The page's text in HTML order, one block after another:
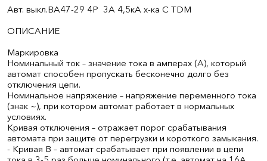
Авт. выкл.ВА47-29 4Р 3А 4,5кА х-ка С TDM
ОПИСАНИЕ
Маркировка
Номинальный ток – значение тока в амперах (А), который
автомат способен пропускать бесконечно долго без
отключения цепи.
Номинальное напряжение – напряжение переменного тока
(знак ~), при котором автомат работает в нормальных
условиях.
Кривая отключения – отражает порог срабатывания
автомата при защите от перегрузки и короткого замыкания.
- Кривая B – автомат срабатывает при появлении в цепи